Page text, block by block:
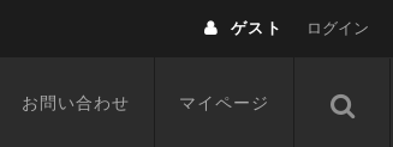
ゲスト ログイン
お問い合わせ マイページ